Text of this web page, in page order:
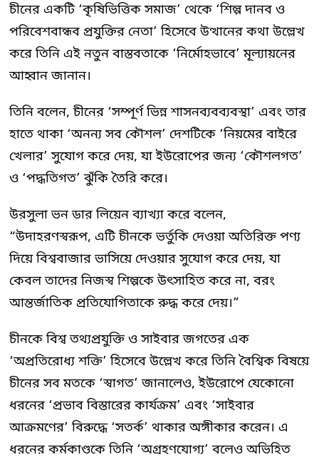
চীনের একটি ‘কৃষিভিত্তিক সমাজ’ থেকে ‘শিল্প দানব ও
পরিবেশবান্ধব প্রযুক্তির নেতা’ হিসেবে উত্থানের কথা উল্লেখ
করে তিনি এই নতুন বাস্তবতাকে ‘নির্মোহভাবে’ মূল্যায়নের
আহ্বান জানান।
তিনি বলেন, চীনের ‘সম্পূর্ণ ভিন্ন শাসনব্যবব্যবস্থা’ এবং তার
হাতে থাকা ‘অনন্য সব কৌশল’ দেশটিকে ‘নিয়মের বাইরে
খেলার’ সুযোগ করে দেয়, যা ইউরোপের জন্য ‘কৌশলগত’
ও ‘পদ্ধতিগত’ ঝুঁকি তৈরি করে।
উরসুলা ভন ডার লিয়েন ব্যাখ্যা করে বলেন,
“উদাহরণস্বরূপ, এটি চীনকে ভর্তুকি দেওয়া অতিরিক্ত পণ্য
দিয়ে বিশ্ববাজার ভাসিয়ে দেওয়ার সুযোগ করে দেয়, যা
কেবল তাদের নিজস্ব শিল্পকে উৎসাহিত করে না, বরং
আন্তর্জাতিক প্রতিযোগিতাকে রুদ্ধ করে দেয়।”
চীনকে বিশ্ব তথ্যপ্রযুক্তি ও সাইবার জগতের এক
‘অপ্রতিরোধ্য শক্তি’ হিসেবে উল্লেখ করে তিনি বৈশ্বিক বিষয়ে
চীনের সব মতকে ‘স্বাগত’ জানালেও, ইউরোপে যেকোনো
ধরনের ‘প্রভাব বিস্তারের কার্যক্রম’ এবং ‘সাইবার
আক্রমণের’ বিরুদ্ধে ‘সতর্ক’ থাকার অঙ্গীকার করেন। এ
ধরনের কর্মকাণ্ডকে তিনি ‘অগ্রহণযোগ্য’ বলেও অভিহিত